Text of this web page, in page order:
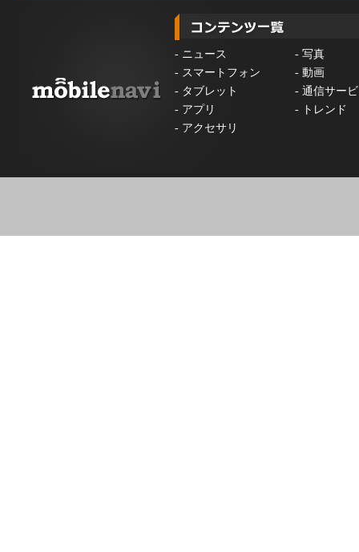
- ニュース - 写真
- スマートフォン - 動画
- タブレット - 通信サー
- アプリ -
トレンド
- アクセサリ